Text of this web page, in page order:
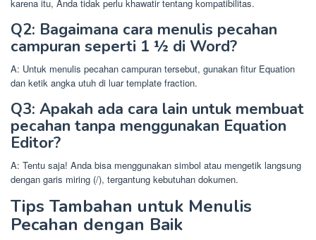
karena itu, Anda tidak perlu khawatir tentang kompatibilitas.
Q2: Bagaimana cara menulis pecahan
campuran seperti 1 ½ di Word?
A: Untuk menulis pecahan campuran tersebut, gunakan fitur Equation
dan ketik angka utuh di luar template fraction.
Q3: Apakah ada cara lain untuk membuat
pecahan tanpa menggunakan Equation
Editor?
A: Tentu saja! Anda bisa menggunakan simbol atau mengetik langsung
dengan garis miring (/), tergantung kebutuhan dokumen.
Tips Tambahan untuk Menulis
Pecahan dengan Baik